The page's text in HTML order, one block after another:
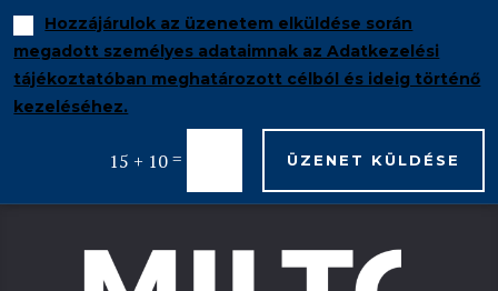
Hozzájárulok az üzenetem elküldése során
megadott személyes adataimnak az Adatkezelési
tájékoztatóban meghatározott célból és ideig történő
kezeléséhez.
15 + 10= ÜZENET KÜLDÉSE